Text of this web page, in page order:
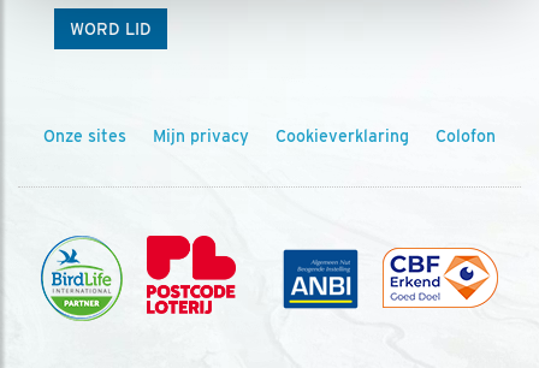
WORD LID
Onze sites Mijn privacy Cookieverklaring Colofon